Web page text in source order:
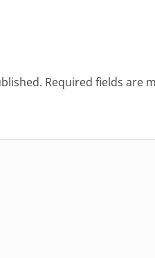
Required fields are